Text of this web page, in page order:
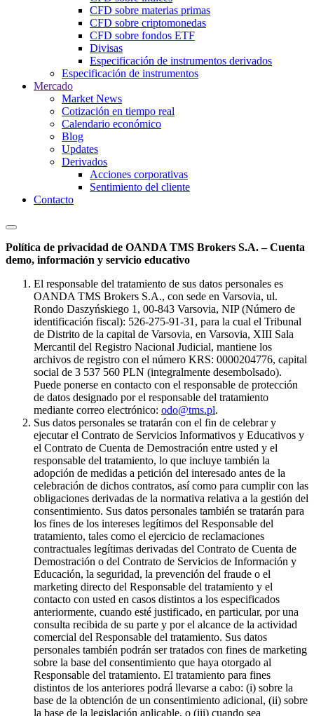
CFD sobre materias primas
CFD sobre criptomonedas
CFD sobre fondos ETF
Divisas
Especificación de instrumentos derivados
Especificación de instrumentos
Mercado
Market News
Cotización en tiempo real
Calendario económico
Blog
Updates
Derivados
Acciones corporativas
Sentimiento del cliente
Contacto
Política de privacidad de OANDA TMS Brokers S.A. – Cuenta
demo, información y servicio educativo
El responsable del tratamiento de sus datos personales es
OANDA TMS Brokers S.A., con sede en Varsovia, ul.
Rondo Daszyńskiego 1, 00-843 Varsovia, NIP (Número de
identificación fiscal): 526-275-91-31, para la cual el Tribunal
de Distrito de la capital de Varsovia, en Varsovia, XIII Sala
Mercantil del Registro Nacional Judicial, mantiene los
archivos de registro con el número KRS: 0000204776, capital
social de 3 537 560 PLN (integralmente desembolsado).
Puede ponerse en contacto con el responsable de protección
de datos designado por el responsable del tratamiento
mediante correo electrónico: odo@tms.pl.
Sus datos personales se tratarán con el fin de celebrar y
ejecutar el Contrato de Servicios Informativos y Educativos y
el Contrato de Cuenta de Demostración entre usted y el
responsable del tratamiento, lo que incluye también la
adopción de medidas a petición del interesado antes de la
celebración de dichos contratos, así como para cumplir con las
obligaciones derivadas de la normativa relativa a la gestión del
consentimiento. Sus datos personales también se tratarán para
los fines de los intereses legítimos del Responsable del
tratamiento, tales como el ejercicio de reclamaciones
contractuales legítimas derivadas del Contrato de Cuenta de
Demostración o del Contrato de Servicios de Información y
Educación, la seguridad, la prevención del fraude o el
marketing directo del Responsable del tratamiento y el
contacto con usted en casos distintos a los especificados
anteriormente, cuando esté justificado, en particular, por una
consulta recibida de su parte y por el alcance de la actividad
comercial del Responsable del tratamiento. Sus datos
personales también podrán ser tratados con fines de marketing
sobre la base del consentimiento que haya otorgado al
Responsable del tratamiento. El tratamiento para fines
distintos de los anteriores podrá llevarse a cabo: (i) sobre la
base de la obtención de un consentimiento adicional, (ii) sobre
la base de la legislación aplicable, o (iii) cuando sea